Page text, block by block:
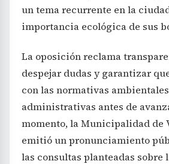
un tema recurrente en la
importancia ecológica de sus
La oposición reclama
despejar dudas y garantizar
con las normativas
administrativas antes de
momento, la Municipalidad de
emitió un pronunciamiento
las consultas planteadas sobre